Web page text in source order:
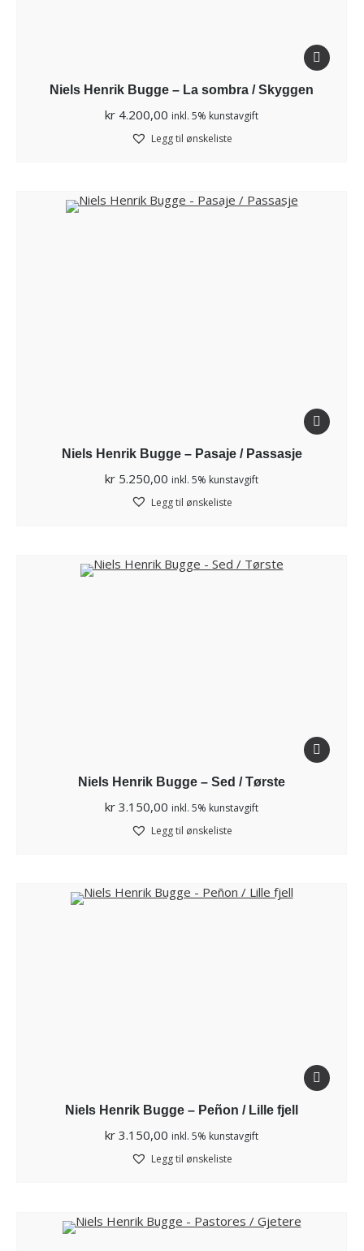
Niels Henrik Bugge – La sombra / Skyggen
kr 4.200,00 inkl. 5% kunstavgift
Legg til ønskeliste
Niels Henrik Bugge – Pasaje / Passasje
kr 5.250,00 inkl. 5% kunstavgift
Legg til ønskeliste
Niels Henrik Bugge – Sed / Tørste
kr 3.150,00 inkl. 5% kunstavgift
Legg til ønskeliste
Niels Henrik Bugge – Peñon / Lille fjell
kr 3.150,00 inkl. 5% kunstavgift
Legg til ønskeliste